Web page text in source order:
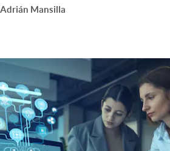
Adrián Mansilla